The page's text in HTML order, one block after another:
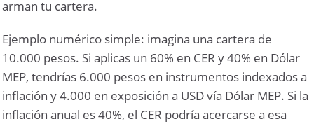
arman tu cartera.
Ejemplo numérico simple: imagina una cartera de
10.000 pesos. Si aplicas un 60% en CER y 40% en Dólar
MEP, tendrías 6.000 pesos en instrumentos indexados a
inflación y 4.000 en exposición a USD vía Dólar MEP. Si la
inflación anual es 40%, el CER podría acercarse a esa